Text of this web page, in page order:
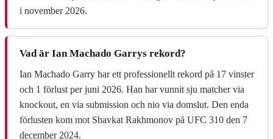
i november 2026.
Vad är Ian Machado Garrys rekord?
Ian Machado Garry har ett professionellt rekord på 17 vinster
och 1 förlust per juni 2026. Han har vunnit sju matcher via
knockout, en via submission och nio via domslut. Den enda
förlusten kom mot Shavkat Rakhmonov på UFC 310 den 7
december 2024.